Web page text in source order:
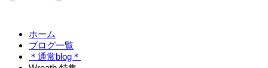
ホーム
ブログ一覧
＊通常blog＊